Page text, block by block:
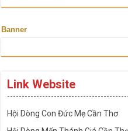
Banner
Link Website
Hội Dòng Con Đức Mẹ Cần Thơ